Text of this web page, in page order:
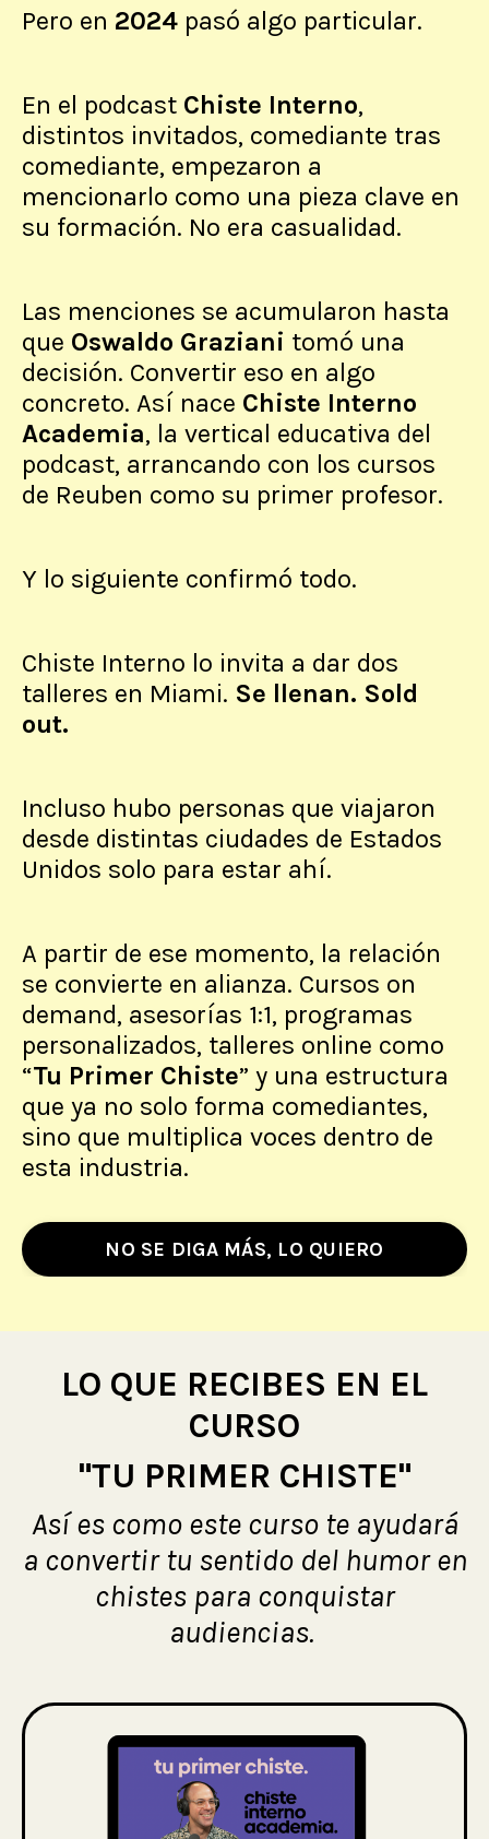
Pero en 2024 pasó algo particular.
En el podcast Chiste Interno,
distintos invitados, comediante tras
comediante, empezaron a
mencionarlo como una pieza clave en
su formación. No era casualidad.
Las menciones se acumularon hasta
que Oswaldo Graziani tomó una
decisión. Convertir eso en algo
concreto. Así nace Chiste Interno
Academia, la vertical educativa del
podcast, arrancando con los cursos
de Reuben como su primer profesor.
Y lo siguiente confirmó todo.
Chiste Interno lo invita a dar dos
talleres en Miami. Se llenan. Sold
out.
Incluso hubo personas que viajaron
desde distintas ciudades de Estados
Unidos solo para estar ahí.
A partir de ese momento, la relación
se convierte en alianza. Cursos on
demand, asesorías 1:1, programas
personalizados, talleres online como
“Tu Primer Chiste” y una estructura
que ya no solo forma comediantes,
sino que multiplica voces dentro de
esta industria.
NO SE DIGA MÁS, LO QUIERO
LO QUE RECIBES EN EL
CURSO
"TU PRIMER CHISTE"
Así es como este curso te ayudará
a convertir tu sentido del humor en
chistes para conquistar
audiencias.